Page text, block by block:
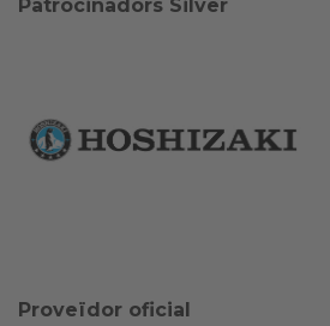
Patrocinadors Silver
Proveïdor oficial